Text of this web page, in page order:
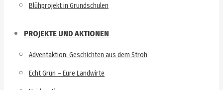
Blühprojekt in Grundschulen
PROJEKTE UND AKTIONEN
Adventaktion: Geschichten aus dem Stroh
Echt Grün – Eure Landwirte